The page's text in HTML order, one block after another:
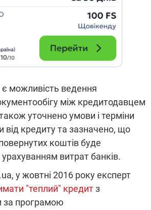
можливість ведення
між кредитодавцем
уточнено умови і терміни
від кредиту та зазначено, що
коштів буде
витрат банків.
у жовтні 2016 року експерт
"теплий" кредитз
за програмою